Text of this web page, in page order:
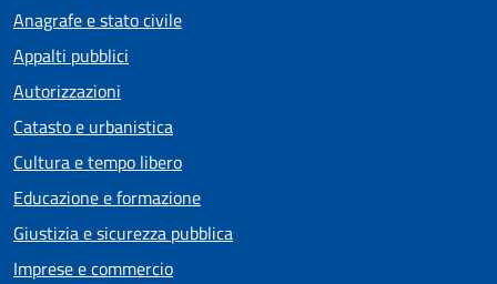
Anagrafe e stato civile
Appalti pubblici
Autorizzazioni
Catasto e urbanistica
Cultura e tempo libero
Educazione e formazione
Giustizia e sicurezza pubblica
Imprese e commercio